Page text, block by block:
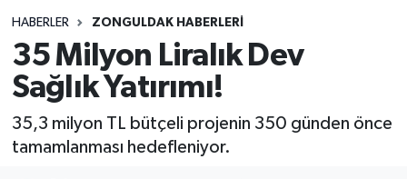
HABERLER ZONGULDAK HABERLERI
35 Milyon Liralık Dev
Sağlık Yatırımı!
35,3 milyon TL bütçeli projenin 350 günden önce
tamamlanması hedefleniyor.
KASTAMONU